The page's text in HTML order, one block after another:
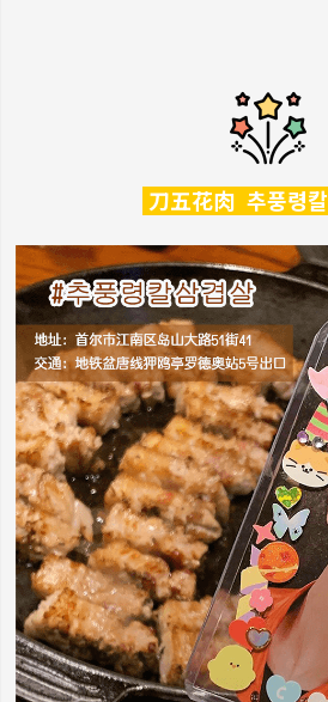
刀五花肉 추풍령